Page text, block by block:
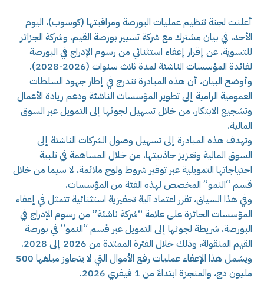
أعلنت لجنة تنظيم عمليات البورصة ومراقبتها (كوسوب)، اليوم
الأحد، في بيان مشترك مع شركة تسيير بورصة القيم، وشركة الجزائر
للتسوية، عن إقرار إعفاء استثنائي من رسوم الإدراج في البورصة
لفائدة المؤسسات الناشئة لمدة ثلاث سنوات (2026-2028).
وأوضح البيان، أن هذه المبادرة تندرج في إطار جهود السلطات
العمومية الرامية إلى تطوير المؤسسات الناشئة ودعم ريادة الأعمال
وتشجيع الابتكار، من خلال تسهيل لجوئها إلى التمويل عبر السوق
المالية.
وتهدف هذه المبادرة إلى تسهيل وصول الشركات الناشئة إلى
السوق المالية وتعزيز جاذبيتها، من خلال المساهمة في تلبية
احتياجاتها التمويلية عبر توفير شروط ولوج ملائمة، لا سيما من خلال
قسم “النمو” المخصص لهذه الفئة من المؤسسات.
وفي هذا السياق، تقرر اعتماد آلية تحفيزية استثنائية تتمثل في إعفاء
المؤسسات الحائزة على علامة “شركة ناشئة” من رسوم الإدراج في
البورصة، شريطة لجوئها إلى التمويل عبر قسم “النمو” في بورصة
القيم المنقولة، وذلك خلال الفترة الممتدة من 2026 إلى 2028.
ويشمل هذا الإعفاء عمليات رفع الأموال التي لا يتجاوز مبلغها 500
مليون دج، والمنجزة ابتداءً من 1 فيفري 2026.